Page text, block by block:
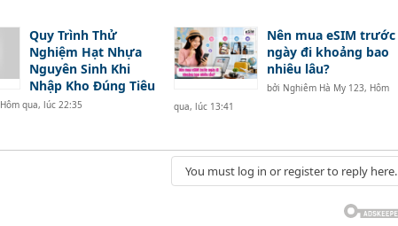
Quy Trình Thử
Nghiệm Hạt Nhựa
Nguyên Sinh Khi
Nhập Kho Đúng Tiêu
Hôm qua, lúc 22:35
Nên mua eSIM trước
ngày đi khoảng bao
nhiêu lâu?
bởi Nghiêm Hà My 123, Hôm
qua, lúc 13:41
You must log in or register to reply here.